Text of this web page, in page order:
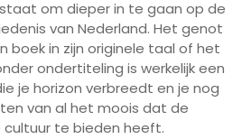
om dieper in te gaan op de
van Nederland. Het genot
boek in zijn originele taal of het
ondertiteling is werkelijk een
je horizon verbreedt en je nog
van al het moois dat de
cultuur te bieden heeft.